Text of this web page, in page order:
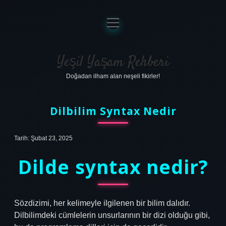
Anasayfa
Gizlilik Politikası
Yasal Uyarı
menüyü
aç
Yeşil Yaşam Rehberi
Doğadan ilham alan neşeli fikirler!
Dilbilim Syntax Nedir
Tarih: Şubat 23, 2025
Dilde syntax nedir?
Sözdizimi, her kelimeyle ilgilenen bir bilim dalıdır.
Dilbilimdeki cümlelerin unsurlarının bir dizi olduğu gibi,